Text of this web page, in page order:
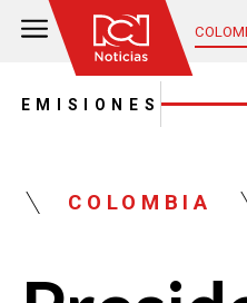
EMISIONES
COLOMBIA